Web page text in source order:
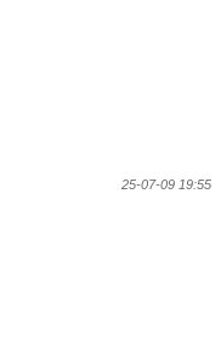
25-07-09 19:55